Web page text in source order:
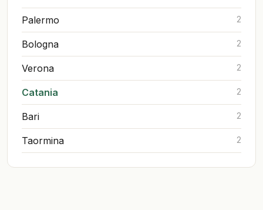
Palermo 2
Bologna 2
Verona 2
Catania 2
Bari 2
Taormina 2